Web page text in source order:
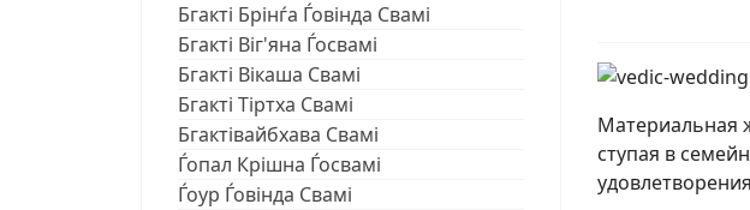
Бгакті Брінѓа Ѓовінда Свамі
Бгакті Віг'яна Ѓосвамі
Бгакті Вікаша Свамі
Бгакті Тіртха Свамі
Бгактівайбхава Свамі
Ѓопал Крішна Ѓосвамі
Ѓоур Ѓовінда Свамі
Материальная
ступая в